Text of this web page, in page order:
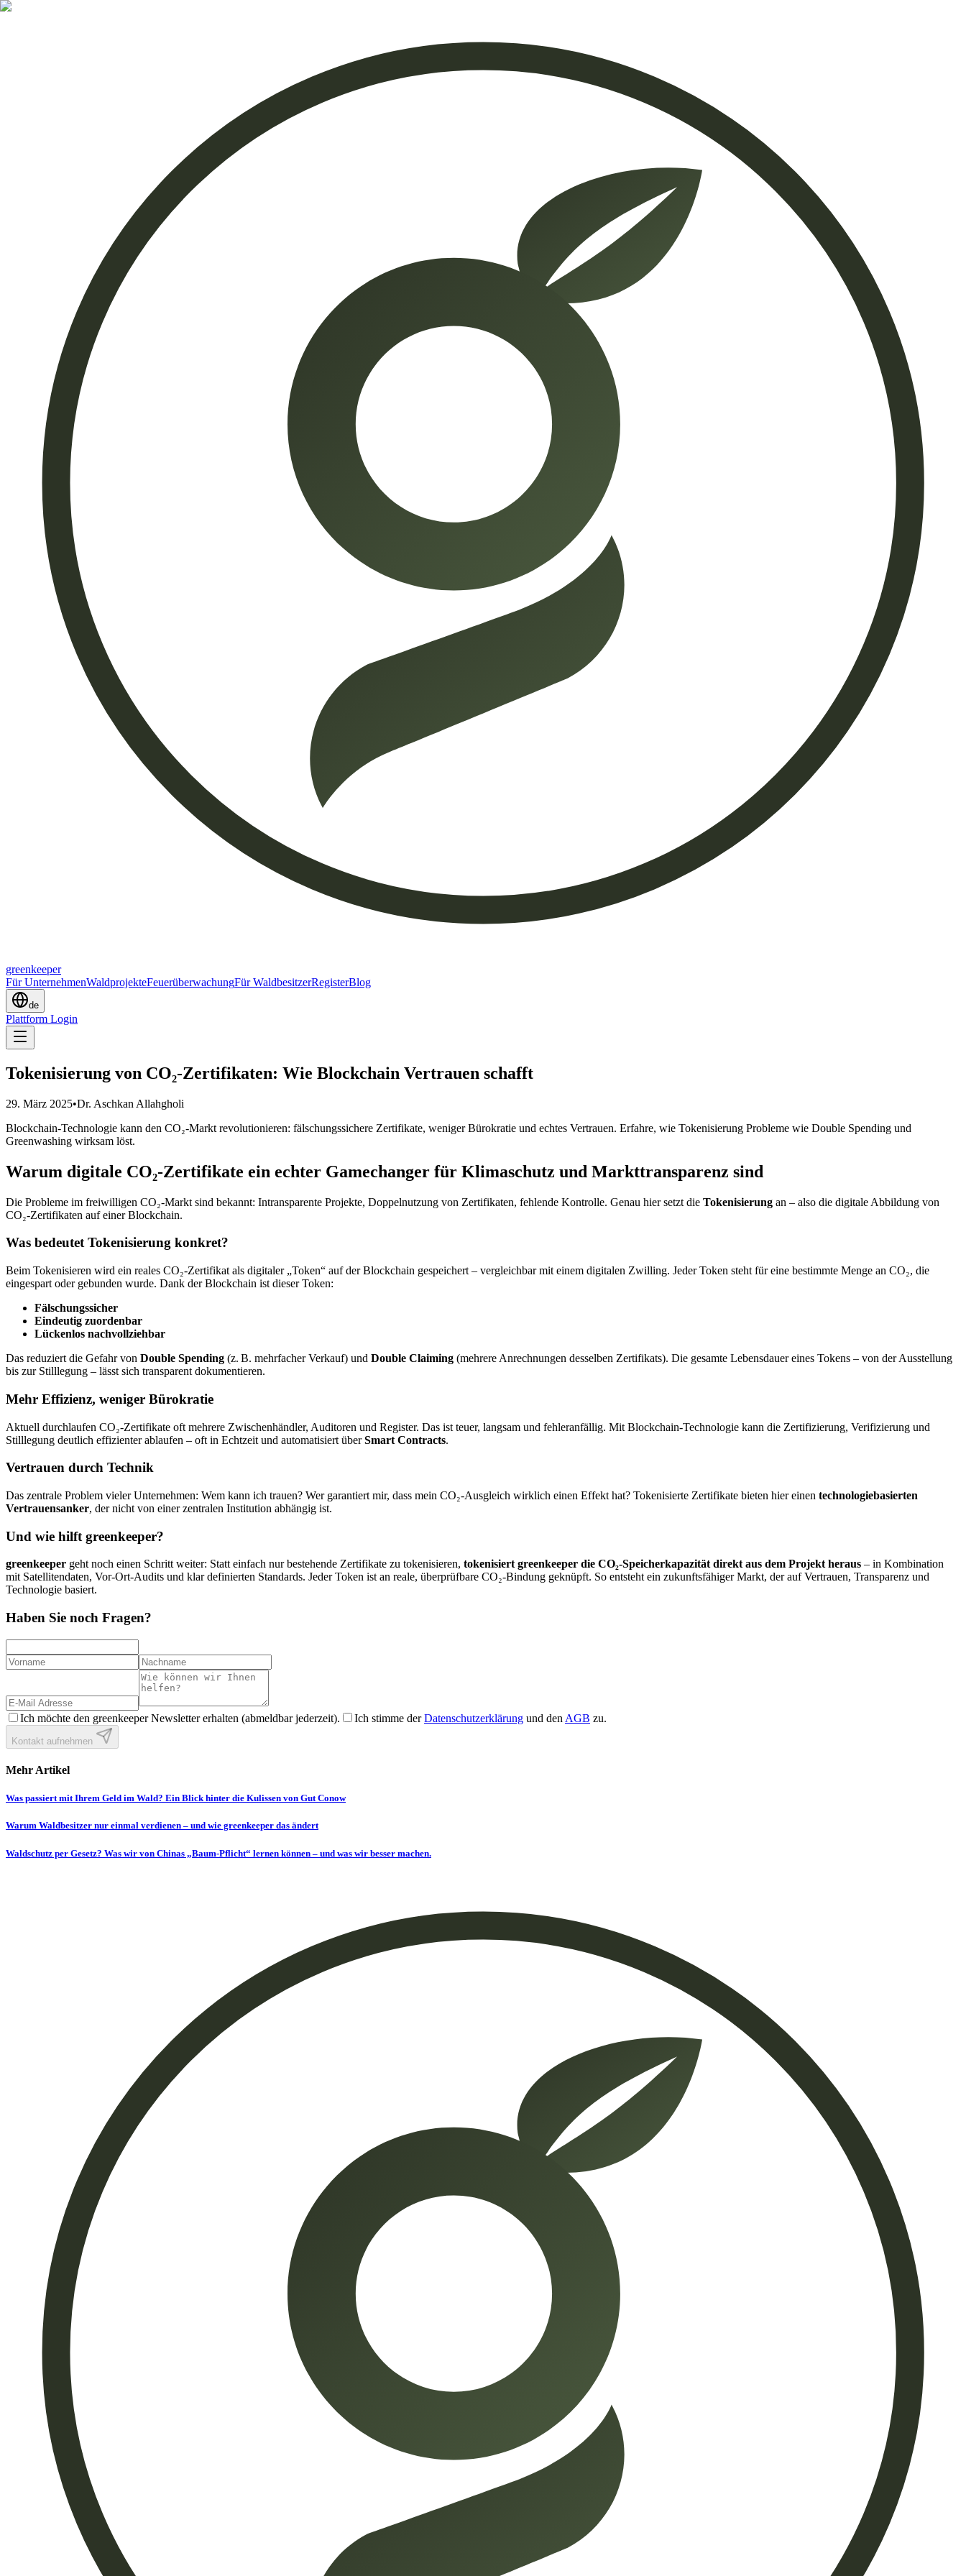
greenkeeper
Für UnternehmenWaldprojekteFeuerüberwachungFür WaldbesitzerRegisterBlog
de
Plattform Login
Tokenisierung von CO₂-Zertifikaten: Wie Blockchain Vertrauen schafft
29. März 2025•Dr. Aschkan Allahgholi
Blockchain-Technologie kann den CO₂-Markt revolutionieren: fälschungssichere Zertifikate, weniger Bürokratie und echtes Vertrauen. Erfahre, wie Tokenisierung Probleme wie Double Spending und
Greenwashing wirksam löst.
Warum digitale CO₂-Zertifikate ein echter Gamechanger für Klimaschutz und Markttransparenz sind
Die Probleme im freiwilligen CO₂-Markt sind bekannt: Intransparente Projekte, Doppelnutzung von Zertifikaten, fehlende Kontrolle. Genau hier setzt die Tokenisierung an – also die digitale Abbildung von
CO₂-Zertifikaten auf einer Blockchain.
Was bedeutet Tokenisierung konkret?
Beim Tokenisieren wird ein reales CO₂-Zertifikat als digitaler „Token“ auf der Blockchain gespeichert – vergleichbar mit einem digitalen Zwilling. Jeder Token steht für eine bestimmte Menge an CO₂, die
eingespart oder gebunden wurde. Dank der Blockchain ist dieser Token:
Fälschungssicher
Eindeutig zuordenbar
Lückenlos nachvollziehbar
Das reduziert die Gefahr von Double Spending (z. B. mehrfacher Verkauf) und Double Claiming (mehrere Anrechnungen desselben Zertifikats). Die gesamte Lebensdauer eines Tokens – von der Ausstellung
bis zur Stilllegung – lässt sich transparent dokumentieren.
Mehr Effizienz, weniger Bürokratie
Aktuell durchlaufen CO₂-Zertifikate oft mehrere Zwischenhändler, Auditoren und Register. Das ist teuer, langsam und fehleranfällig. Mit Blockchain-Technologie kann die Zertifizierung, Verifizierung und
Stilllegung deutlich effizienter ablaufen – oft in Echtzeit und automatisiert überSmart Contracts.
Vertrauen durch Technik
Das zentrale Problem vieler Unternehmen: Wem kann ich trauen? Wer garantiert mir, dass mein CO₂-Ausgleich wirklich einen Effekt hat? Tokenisierte Zertifikate bieten hier einen technologiebasierten
Vertrauensanker, der nicht von einer zentralen Institution abhängig ist.
Und wie hilft greenkeeper?
greenkeeper geht noch einen Schritt weiter: Statt einfach nur bestehende Zertifikate zu tokenisieren, tokenisiert greenkeeper die CO₂-Speicherkapazität direkt aus dem Projekt heraus – in Kombination
mit Satellitendaten, Vor-Ort-Audits und klar definierten Standards. Jeder Token ist an reale, überprüfbare CO₂-Bindung geknüpft. So entsteht ein zukunftsfähiger Markt, der auf Vertrauen, Transparenz und
Technologie basiert.
Haben Sie noch Fragen?
Ich möchte den greenkeeper Newsletter erhalten (abmeldbar jederzeit). Ich stimme der Datenschutzerklärung und den AGB zu.
Kontakt aufnehmen
Mehr Artikel
Was passiert mit Ihrem Geld im Wald? Ein Blick hinter die Kulissen von Gut Conow
Warum Waldbesitzer nur einmal verdienen – und wie greenkeeper das ändert
Waldschutz per Gesetz? Was wir von Chinas „Baum-Pflicht“ lernen können – und was wir besser machen.